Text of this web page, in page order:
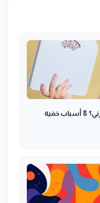
اسباب ثبات الوزن: لماذا ثبت وزني؟ 8 أسباب خفية